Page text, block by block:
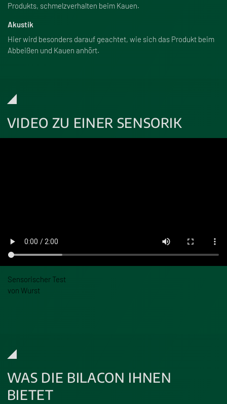
Produkts, schmelzverhalten beim Kauen.
Akustik
Hier wird besonders darauf geachtet, wie sich das Produkt beim
Abbeißen und Kauen anhört.
VIDEO ZU EINER SENSORIK
Sensorischer Test
von Wurst
WAS DIE BILACON IHNEN
BIETET